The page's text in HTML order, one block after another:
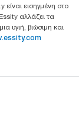
είναι εισηγμένη στο
αλλάζει τα
υγιή, βιώσιμη και